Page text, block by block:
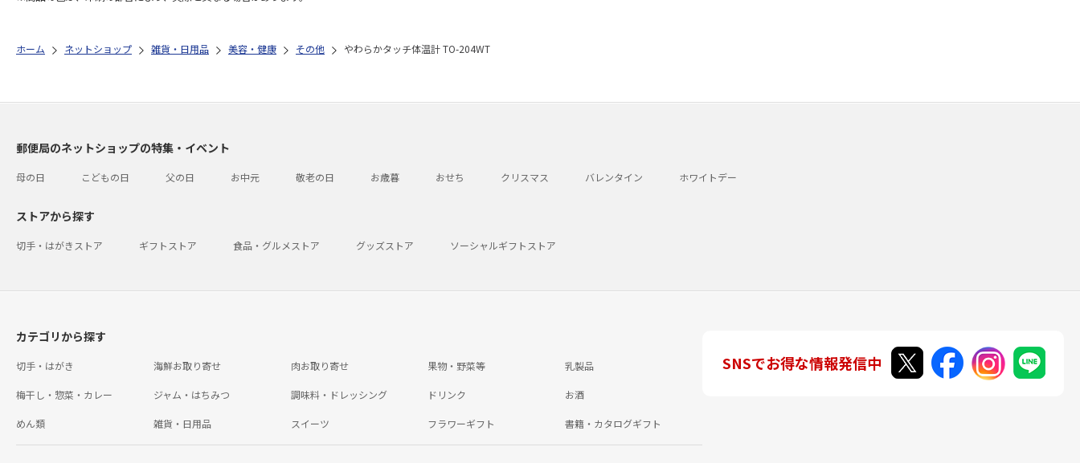
ホーム ネットショップ 雑貨・日用品 美容・健康 その他 やわらかタッチ体温計 TO-204WT
郵便局のネットショップの特集・イベント
母の日 こどもの日 父の日 お中元 敬老の日 お歳暮 おせち クリスマス バレンタイン ホワイトデー
ストアから探す
切手・はがきストア ギフトストア 食品・グルメストア グッズストア ソーシャルギフトストア
カテゴリから探す
切手・はがき 海鮮お取り寄せ 肉お取り寄せ 果物・野菜等 乳製品
梅干し・惣菜・カレー ジャム・はちみつ 調味料・ドレッシング ドリンク お酒
めん類 雑貨・日用品 スイーツ フラワーギフト 書籍・カタログギフト
SNSでお得な情報発信中